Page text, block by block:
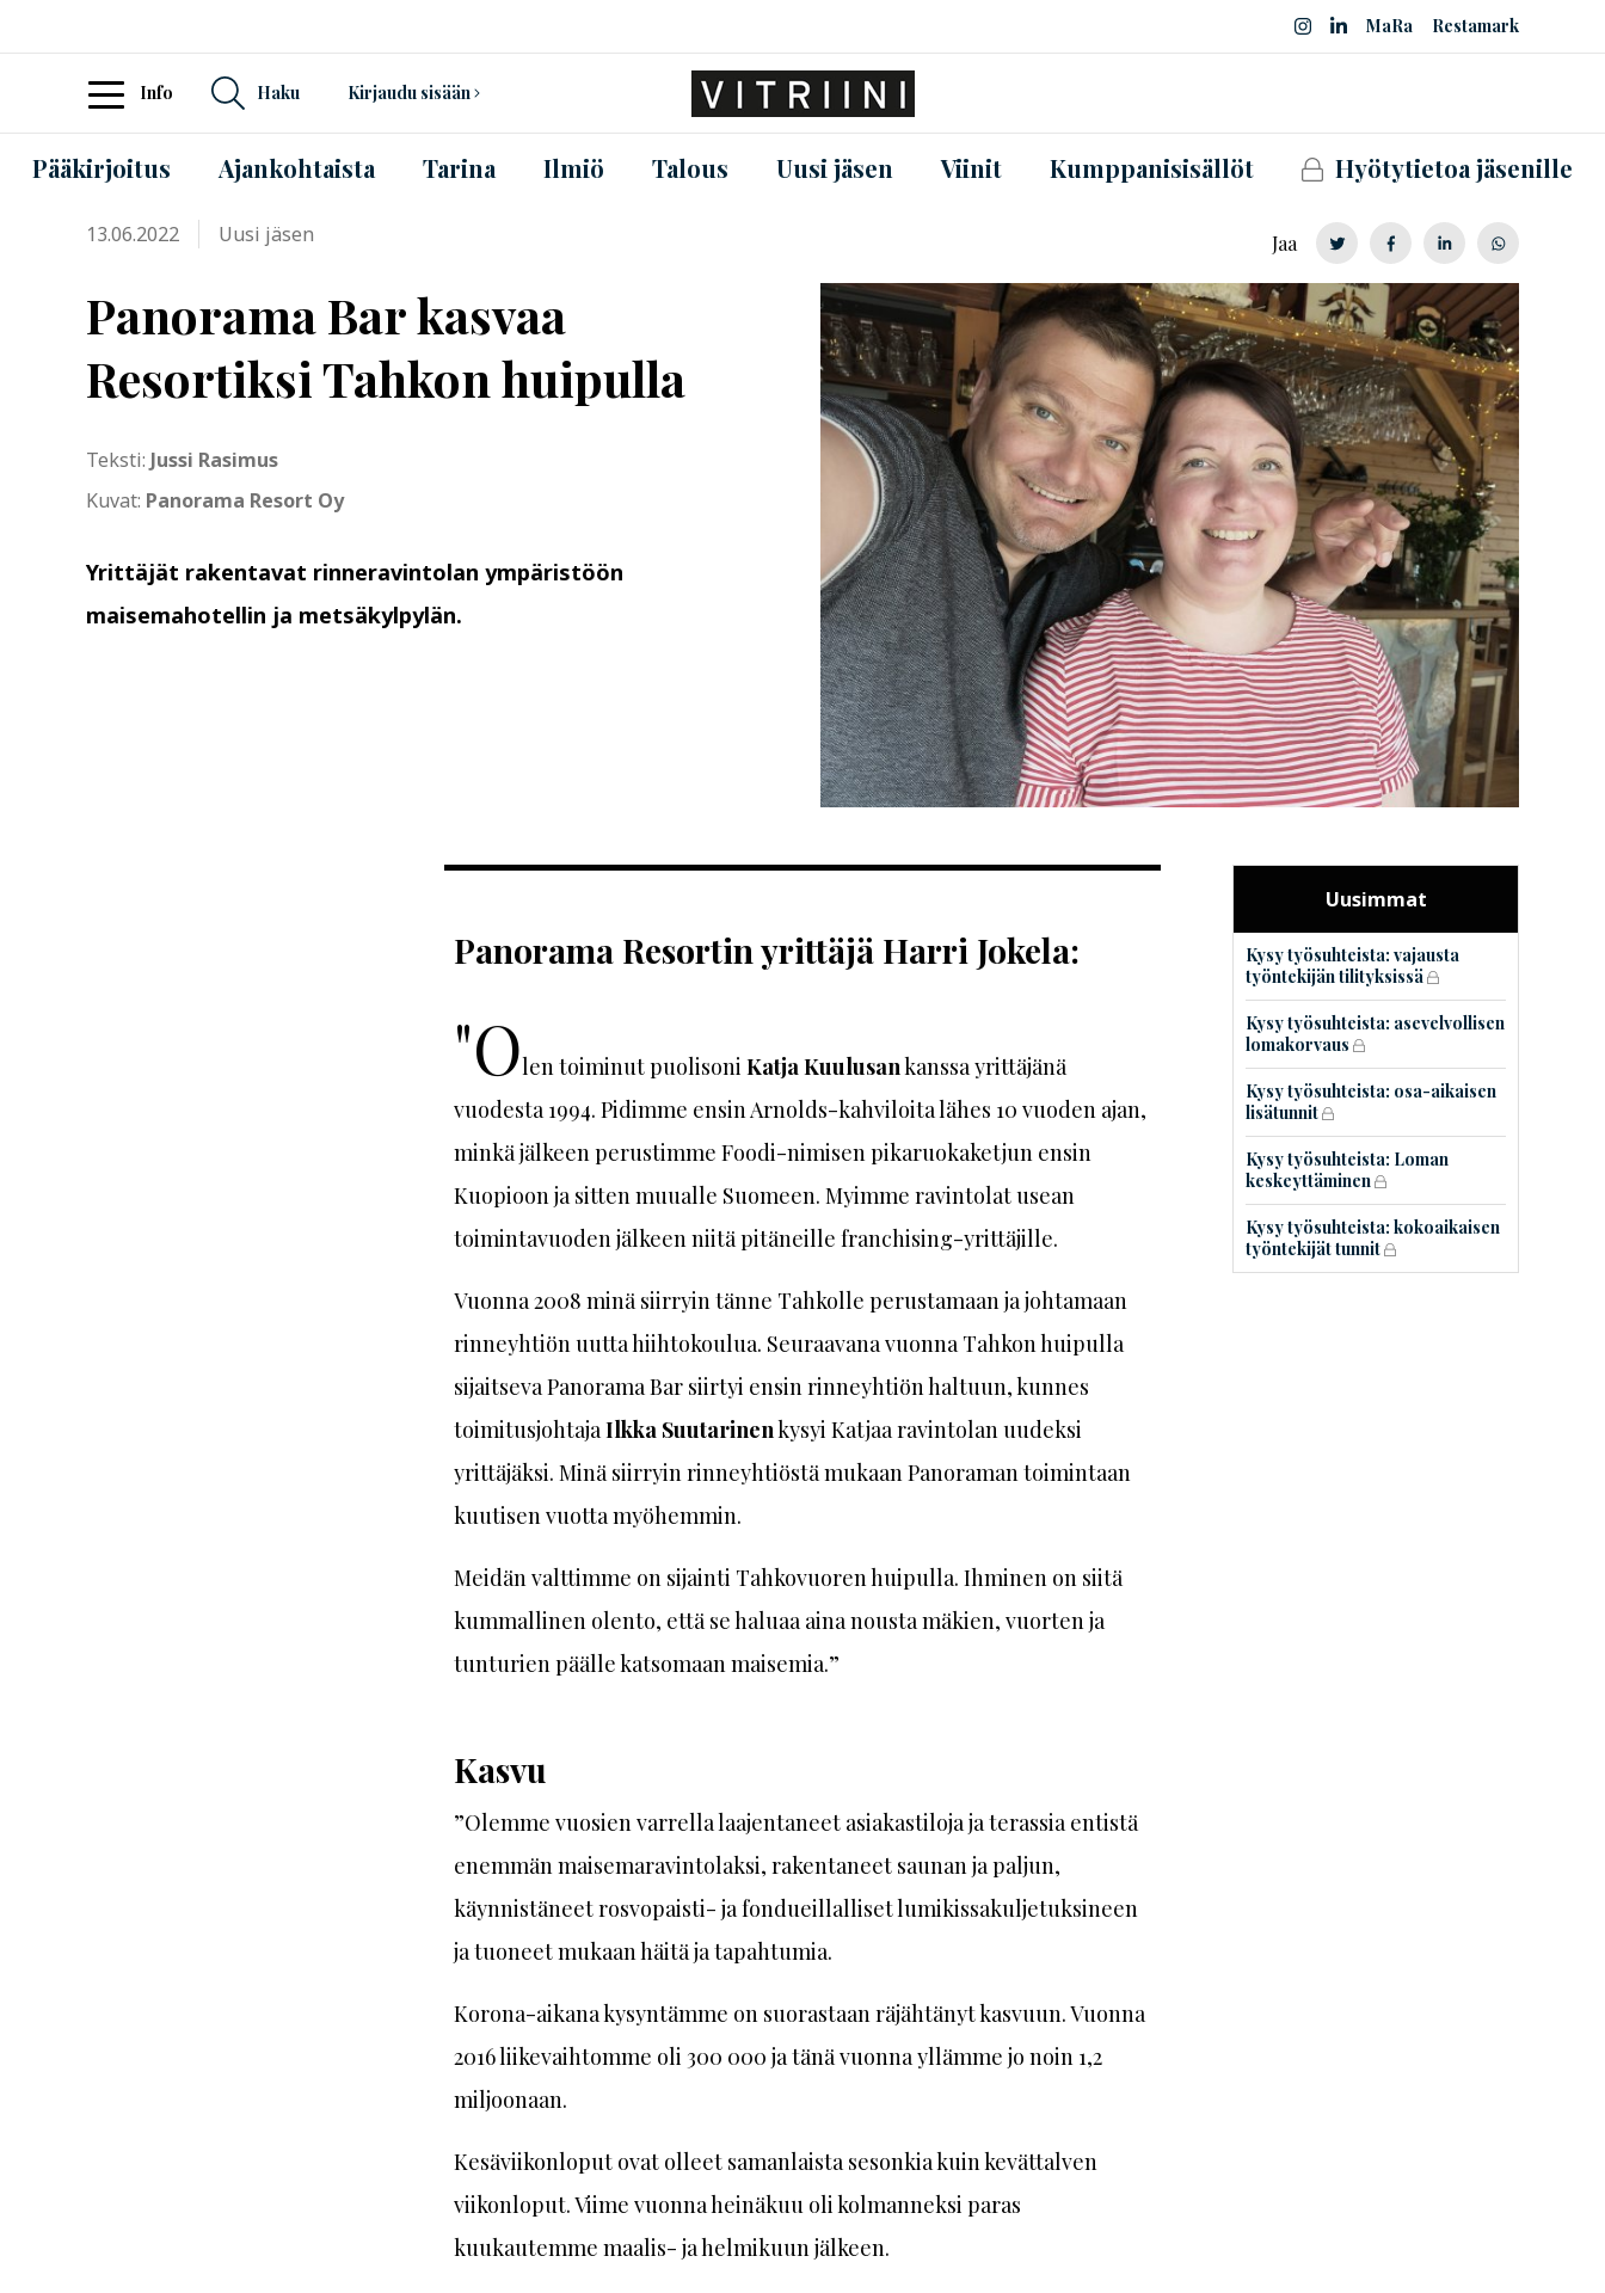
MaRa Restamark
Info Haku Kirjaudu sisään
Pääkirjoitus Ajankohtaista Tarina Ilmiö Talous Uusi jäsen Viinit Kumppanisisällöt Hyötytietoa jäsenille
13.06.2022 Uusi jäsen Jaa
Panorama Bar kasvaa
Resortiksi Tahkon huipulla
Teksti: Jussi Rasimus
Kuvat: Panorama Resort Oy
Yrittäjät rakentavat rinneravintolan ympäristöön
maisemahotellin ja metsäkylpylän.
Uusimmat
Kysy työsuhteista: vajausta
työntekijän tilityksissä
Kysy työsuhteista: asevelvollisen
lomakorvaus
Kysy työsuhteista: osa-aikaisen
lisätunnit
Kysy työsuhteista: Loman
keskeyttäminen
Kysy työsuhteista: kokoaikaisen
työntekijät tunnit
Panorama Resortin yrittäjä Harri Jokela:
"Olen toiminut puolisoni Katja Kuulusankanssa yrittäjänä
vuodesta 1994. Pidimme ensin Arnolds-kahviloita lähes 10 vuoden ajan,
minkä jälkeen perustimme Foodi-nimisen pikaruokaketjun ensin
Kuopioon ja sitten muualle Suomeen. Myimme ravintolat usean
toimintavuoden jälkeen niitä pitäneille franchising-yrittäjille.
Vuonna 2008 minä siirryin tänne Tahkolle perustamaan ja johtamaan
rinneyhtiön uutta hiihtokoulua. Seuraavana vuonna Tahkon huipulla
sijaitseva Panorama Bar siirtyi ensin rinneyhtiön haltuun, kunnes
toimitusjohtaja Ilkka Suutarinenkysyi Katjaa ravintolan uudeksi
yrittäjäksi. Minä siirryin rinneyhtiöstä mukaan Panoraman toimintaan
kuutisen vuotta myöhemmin.
Meidän valttimme on sijainti Tahkovuoren huipulla. Ihminen on siitä
kummallinen olento, että se haluaa aina nousta mäkien, vuorten ja
tunturien päälle katsomaan maisemia.”
Kasvu
”Olemme vuosien varrella laajentaneet asiakastiloja ja terassia entistä
enemmän maisemaravintolaksi, rakentaneet saunan ja paljun,
käynnistäneet rosvopaisti- ja fondueillalliset lumikissakuljetuksineen
ja tuoneet mukaan häitä ja tapahtumia.
Korona-aikana kysyntämme on suorastaan räjähtänyt kasvuun. Vuonna
2016 liikevaihtomme oli 300 000 ja tänä vuonna yllämme jo noin 1,2
miljoonaan.
Kesäviikonloput ovat olleet samanlaista sesonkia kuin kevättalven
viikonloput. Viime vuonna heinäkuu oli kolmanneksi paras
kuukautemme maalis- ja helmikuun jälkeen.